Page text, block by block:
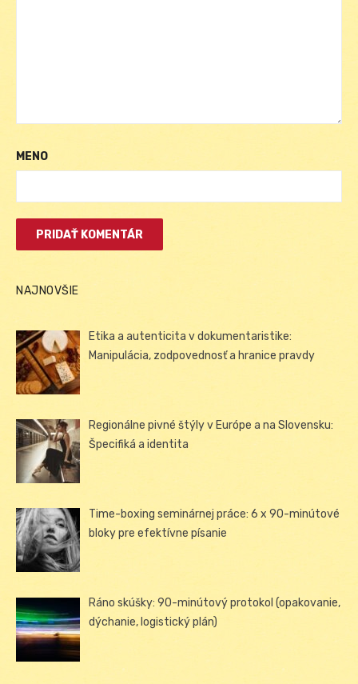
MENO
NAJNOVŠIE
Etika a autenticita v dokumentaristike:
Manipulácia, zodpovednosť a hranice pravdy
Regionálne pivné štýly v Európe a na Slovensku:
Špecifiká a identita
Time-boxing seminárnej práce: 6 x 90-minútové
bloky pre efektívne písanie
Ráno skúšky: 90-minútový protokol (opakovanie,
dýchanie, logistický plán)